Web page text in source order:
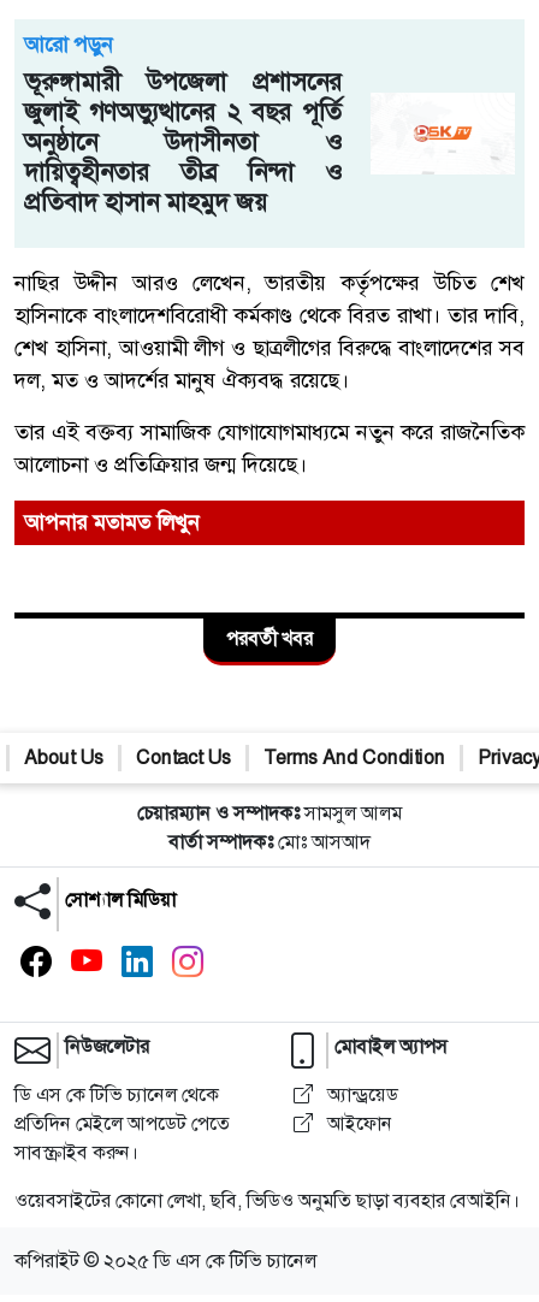
আরো পড়ুন
ভূরুঙ্গামারী উপজেলা প্রশাসনের
জুলাই গণঅভ্যুত্থানের ২ বছর পূর্তি
অনুষ্ঠানে উদাসীনতা ও
দায়িত্বহীনতার তীব্র নিন্দা ও
প্রতিবাদ হাসান মাহমুদ জয়
নাছির উদ্দীন আরও লেখেন, ভারতীয় কর্তৃপক্ষের উচিত শেখ
হাসিনাকে বাংলাদেশবিরোধী কর্মকাণ্ড থেকে বিরত রাখা। তার দাবি,
শেখ হাসিনা, আওয়ামী লীগ ও ছাত্রলীগের বিরুদ্ধে বাংলাদেশের সব
দল, মত ও আদর্শের মানুষ ঐক্যবদ্ধ রয়েছে।
তার এই বক্তব্য সামাজিক যোগাযোগমাধ্যমে নতুন করে রাজনৈতিক
আলোচনা ও প্রতিক্রিয়ার জন্ম দিয়েছে।
আপনার মতামত লিখুন
পরবর্তী খবর
About Us Contact Us Terms And Condition
চেয়ারম্যান ও সম্পাদকঃসামসুল আলম
বার্তা সম্পাদকঃমোঃ আসআদ
সোশ্যাল মিডিয়া
নিউজলেটার
ডি এস কে টিভি চ্যানেল থেকে
প্রতিদিন মেইলে আপডেট পেতে
সাবস্ক্রাইব করুন।
মোবাইল অ্যাপস
অ্যান্ড্রয়েড
আইফোন
ওয়েবসাইটের কোনো লেখা, ছবি, ভিডিও অনুমতি ছাড়া ব্যবহার বেআইনি।
কপিরাইট © ২০২৫ ডি এস কে টিভি চ্যানেল